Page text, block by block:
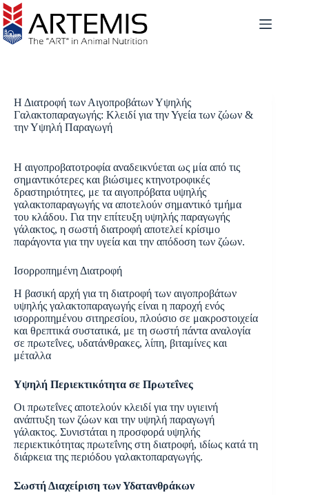
Η Διατροφή των Αιγοπροβάτων Υψηλής
Γαλακτοπαραγωγής: Κλειδί για την Υγεία των ζώων &
την Υψηλή Παραγωγή
Η αιγοπροβατοτροφία αναδεικνύεται ως μία από τις
σημαντικότερες και βιώσιμες κτηνοτροφικές
δραστηριότητες, με τα αιγοπρόβατα υψηλής
γαλακτοπαραγωγής να αποτελούν σημαντικό τμήμα
του κλάδου. Για την επίτευξη υψηλής παραγωγής
γάλακτος, η σωστή διατροφή αποτελεί κρίσιμο
παράγοντα για την υγεία και την απόδοση των ζώων.
Ισορροπημένη Διατροφή
Η βασική αρχή για τη διατροφή των αιγοπροβάτων
υψηλής γαλακτοπαραγωγής είναι η παροχή ενός
ισορροπημένου σιτηρεσίου, πλούσιο σε μακροστοιχεία
και θρεπτικά συστατικά, με τη σωστή πάντα αναλογία
σε πρωτεΐνες, υδατάνθρακες, λίπη, βιταμίνες και
μέταλλα
Υψηλή Περιεκτικότητα σε Πρωτεΐνες
Οι πρωτεΐνες αποτελούν κλειδί για την υγιεινή
ανάπτυξη των ζώων και την υψηλή παραγωγή
γάλακτος. Συνιστάται η προσφορά υψηλής
περιεκτικότητας πρωτεΐνης στη διατροφή, ιδίως κατά τη
διάρκεια της περιόδου γαλακτοπαραγωγής.
Σωστή Διαχείριση των Υδατανθράκων